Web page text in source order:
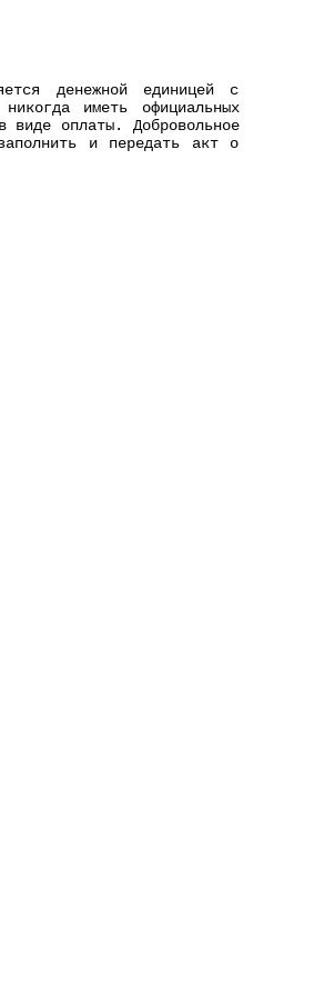
денежной единицей с
иметь официальных
виде оплаты. Добровольное
и передать акт о